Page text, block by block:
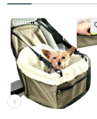
Esaurito